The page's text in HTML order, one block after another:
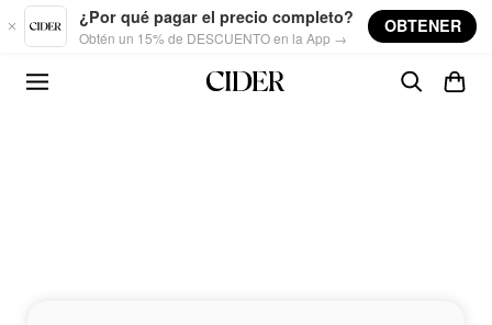
Skip to main content
¿Por qué pagar el precio completo?
Obtén un 15% de DESCUENTO en la App →
OBTENER